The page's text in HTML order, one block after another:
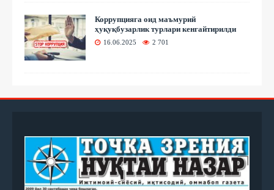
Коррупцияга оид маъмурий
ҳуқуқбузарлик турлари кенгайтирилди
16.06.2025 2 701